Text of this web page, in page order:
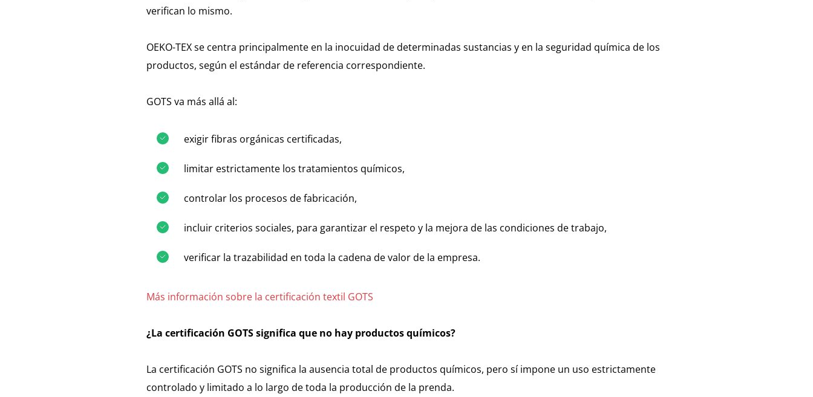
verifican lo mismo.
OEKO-TEX se centra principalmente en la inocuidad de determinadas sustancias y en la seguridad química de los
productos, según el estándar de referencia correspondiente.
GOTS va más allá al:
exigir fibras orgánicas certificadas,
limitar estrictamente los tratamientos químicos,
controlar los procesos de fabricación,
incluir criterios sociales, para garantizar el respeto y la mejora de las condiciones de trabajo,
verificar la trazabilidad en toda la cadena de valor de la empresa.
Más información sobre la certificación textil GOTS
¿La certificación GOTS significa que no hay productos químicos?
La certificación GOTS no significa la ausencia total de productos químicos, pero sí impone un uso estrictamente
controlado y limitado a lo largo de toda la producción de la prenda.